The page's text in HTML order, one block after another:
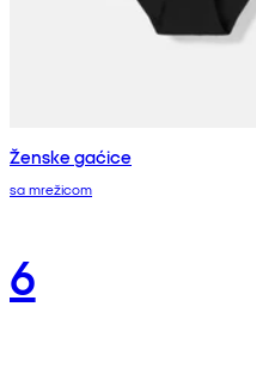
Ženske gaćice
sa mrežicom
6